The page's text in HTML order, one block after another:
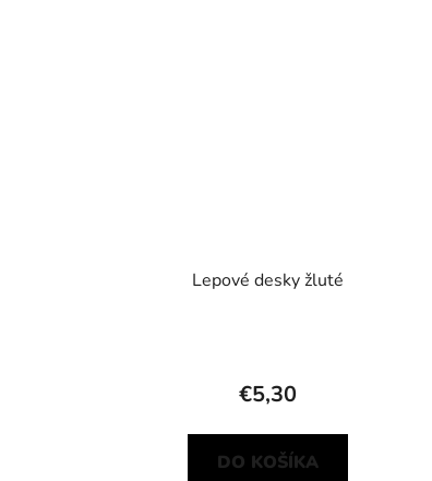
Lepové desky žluté
€5,30
DO KOŠÍKA